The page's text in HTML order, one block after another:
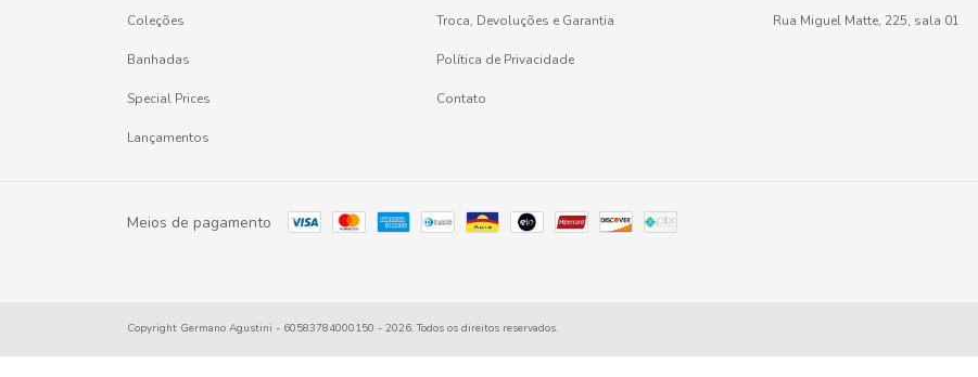
Coleções
Banhadas
Special Prices
Lançamentos
Troca, Devoluções e Garantia
Política de Privacidade
Contato
Rua Miguel Matte, 225, sala 01
Meios de pagamento
Copyright Germano Agustini - 60583784000150 - 2026. Todos os direitos reservados.